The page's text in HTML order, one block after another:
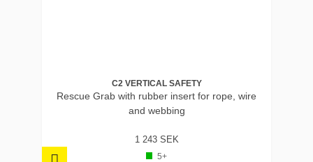
C2 VERTICAL SAFETY
Rescue Grab with rubber insert for rope, wire
and webbing
1 243 SEK
5+